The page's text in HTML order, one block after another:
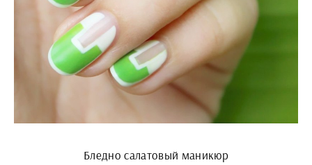
Бледно салатовый маникюр